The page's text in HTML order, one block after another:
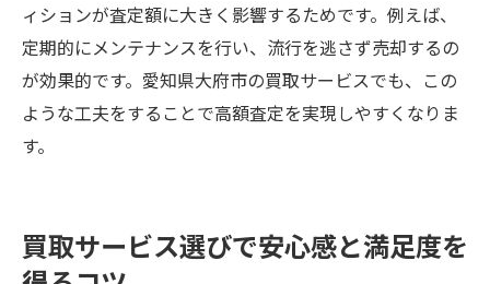
ィションが査定額に大きく影響するためです。例えば、
定期的にメンテナンスを行い、流行を逃さず売却するの
が効果的です。愛知県大府市の買取サービスでも、この
ような工夫をすることで高額査定を実現しやすくなりま
す。
買取サービス選びで安心感と満足度を